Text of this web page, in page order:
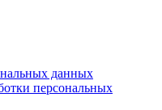
данных
персональных